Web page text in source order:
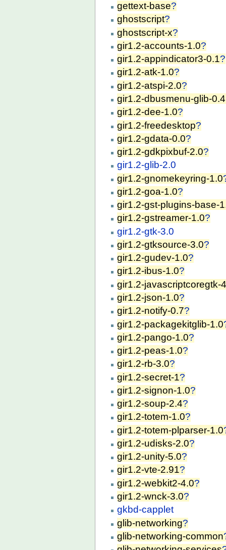
gettext-base?
ghostscript?
ghostscript-x?
gir1.2-accounts-1.0?
gir1.2-appindicator3-0.1?
gir1.2-atk-1.0?
gir1.2-atspi-2.0?
gir1.2-dbusmenu-glib-0.4
gir1.2-dee-1.0?
gir1.2-freedesktop?
gir1.2-gdata-0.0?
gir1.2-gdkpixbuf-2.0?
gir1.2-glib-2.0
gir1.2-gnomekeyring-1.0
gir1.2-goa-1.0?
gir1.2-gst-plugins-base-
gir1.2-gstreamer-1.0?
gir1.2-gtk-3.0
gir1.2-gtksource-3.0?
gir1.2-gudev-1.0?
gir1.2-ibus-1.0?
gir1.2-javascriptcoregtk-
gir1.2-json-1.0?
gir1.2-notify-0.7?
gir1.2-packagekitglib-1.0
gir1.2-pango-1.0?
gir1.2-peas-1.0?
gir1.2-rb-3.0?
gir1.2-secret-1?
gir1.2-signon-1.0?
gir1.2-soup-2.4?
gir1.2-totem-1.0?
gir1.2-totem-plparser-1.0
gir1.2-udisks-2.0?
gir1.2-unity-5.0?
gir1.2-vte-2.91?
gir1.2-webkit2-4.0?
gir1.2-wnck-3.0?
gkbd-capplet
glib-networking?
glib-networking-common